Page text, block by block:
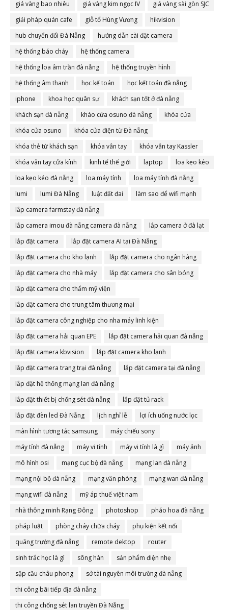
giá vàng bao nhiêu giá vàng kim ngọc IV
giá vàng sài gòn SJC
giải pháp quán cafe
giỗ tổ Hùng Vương
hikvision
hub chuyển đổi Đà Nẵng
hướng dẫn cài đặt camera
hệ thống báo cháy
hệ thống camera
hệ thống loa âm trần đà nẵng
hệ thống truyền hình
hệ thống âm thanh
học kế toán
học kết toán đà nẵng
iphone
khoa học quân sự
khách sạn tốt ở đà nẵng
khách sạn đà nẵng
kháo cửa osuno đà nẵng
khóa cửa
khóa cửa osuno
khóa cửa điện từ Đà nẵng
khóa thẻ từ khách sạn
khóa vân tay
khóa vân tay Kassler
khóa vân tay cửa kính
kinh tế thế giới laptop
loa kẹo kéo
loa kẹo kéo đà nẵng
loa máy tính
loa máy tính đà nẵng
lumi
lumi Đà Nẵng luật đất đai
làm sao để wifi mạnh
lắp camera farmstay đà nẵng
lắp camera imou đà nẵng camera đà nẵng
lắp camera ở đà lạt
lắp đặt camera
lắp đặt camera AI tại Đà Nẵng
lắp đặt camera cho kho lạnh
lắp đặt camera cho ngân hàng
lắp đặt camera cho nhà máy
lắp đặt camera cho sân bóng
lắp đặt camera cho thẩm mỹ viện
lắp đặt camera cho trung tâm thương mại
lắp đặt camera công nghiệp cho nha máy linh kiện
lắp đặt camera hải quan EPE
lắp đặt camera hải quan đà nẵng
lắp đặt camera kbvision
lắp đặt camera kho lạnh
lắp đặt camera trang trại đà nẵng
lắp đặt camera tại đà nẵng
lắp đặt hệ thống mạng lan đà nẵng
lắp đặt thiết bị chống sét đà nẵng
lắp đặt tủ rack
lắp đặt đèn led Đà Nẵng
lịch nghỉ lễ
lợi ích uống nước lọc
màn hình tương tác samsung
máy chiếu sony
máy tính đà nẵng
máy vi tính máy vi tính là gì
máy ảnh
mô hình osi
mạng cục bộ đà nẵng
mạng lan đà nẵng
mạng nội bộ đà nẵng
mạng văn phòng
mạng wan đà nẵng
mạng wifi đà nẵng
mỹ áp thuế việt nam
nhà thông minh Rạng Đông
photoshop
pháo hoa đà nẵng
pháp luật
phòng cháy chữa cháy
phụ kiện kết nối
quãng trường đà nẵng
remote dektop
router
sinh trắc học là gì
sông hàn
sản phẩm điện nhẹ
sập cầu châu phong
sở tài nguyên môi trường đà nẵng
thi công bãi tiếp địa đà nẵng
thi công chống sét lan truyền Đà Nẵng